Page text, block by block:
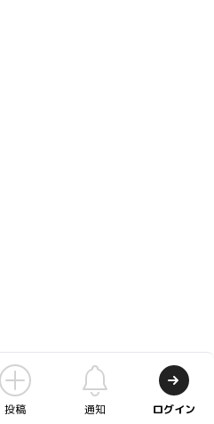
投稿 通知 ログイン